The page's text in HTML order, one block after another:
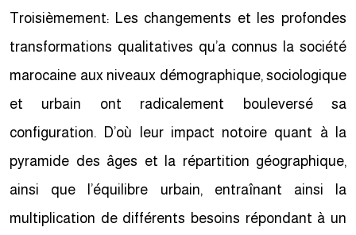
Troisièmement: Les changements et les profondes
transformations qualitatives qu’a connus la société
marocaine aux niveaux démographique, sociologique
et urbain ont radicalement bouleversé sa
configuration. D’où leur impact notoire quant à la
pyramide des âges et la répartition géographique,
ainsi que l’équilibre urbain, entraînant ainsi la
multiplication de différents besoins répondant à un